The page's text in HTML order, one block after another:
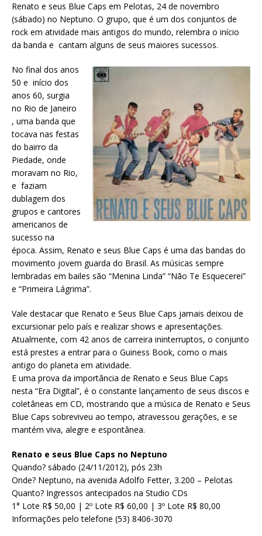
Renato e seus Blue Caps em Pelotas, 24 de novembro
(sábado) no Neptuno. O grupo, que é um dos conjuntos de
rock em atividade mais antigos do mundo, relembra o início
da banda e cantam alguns de seus maiores sucessos.
No final dos anos
50 e início dos
anos 60, surgia
no Rio de Janeiro
, uma banda que
tocava nas festas
do bairro da
Piedade, onde
moravam no Rio,
e faziam
dublagem dos
grupos e cantores
americanos de
sucesso na
época. Assim, Renato e seus Blue Caps é uma das bandas do
movimento jovem guarda do Brasil. As músicas sempre
lembradas em bailes são “Menina Linda” “Não Te Esquecerei”
e “Primeira Lágrima”.
Vale destacar que Renato e Seus Blue Caps jamais deixou de
excursionar pelo país e realizar shows e apresentações.
Atualmente, com 42 anos de carreira ininterruptos, o conjunto
está prestes a entrar para o Guiness Book, como o mais
antigo do planeta em atividade.
E uma prova da importância de Renato e Seus Blue Caps
nesta “Era Digital”, é o constante lançamento de seus discos e
coletâneas em CD, mostrando que a música de Renato e Seus
Blue Caps sobreviveu ao tempo, atravessou gerações, e se
mantém viva, alegre e espontânea.
Renato e seus Blue Caps no Neptuno
Quando? sábado (24/11/2012), pós 23h
Onde? Neptuno, na avenida Adolfo Fetter, 3.200 – Pelotas
Quanto? Ingressos antecipados na Studio CDs
1° Lote R$ 50,00 | 2º Lote R$ 60,00 | 3º Lote R$ 80,00
Informações pelo telefone (53) 8406-3070